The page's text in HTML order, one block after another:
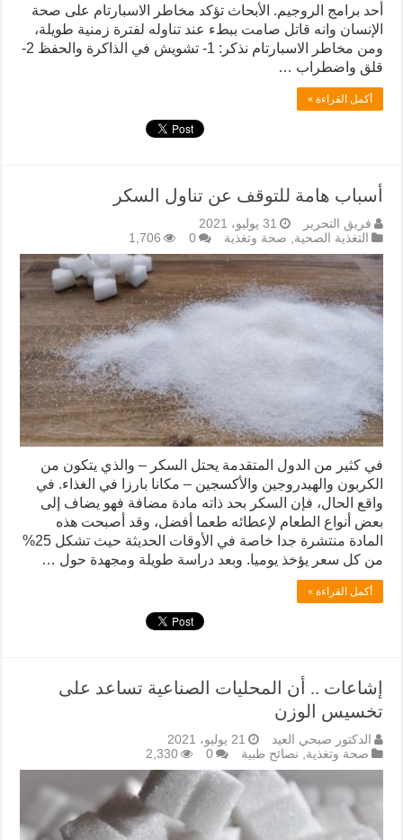
أحد برامج الروجيم. الأبحاث تؤكد مخاطر الاسبارتام على صحة
الإنسان وانه قاتل صامت ببطء عند تناوله لفترة زمنية طويلة،
ومن مخاطر الاسبارتام نذكر: 1- تشويش في الذاكرة والحفظ 2-
قلق واضطراب …
أكمل القراءة »
أسباب هامة للتوقف عن تناول السكر
فريق التحرير
31 يوليو، 2021
التغذية الصحية
صحة وتغذية 0
1,706
في كثير من الدول المتقدمة يحتل السكر – والذي يتكون من
الكربون والهيدروجين والأكسجين – مكانا بارزا في الغذاء. في
واقع الحال، فإن السكر بحد ذاته مادة مضافة فهو يضاف إلى
بعض أنواع الطعام لإعطائه طعما أفضل، وقد أصبحت هذه
المادة منتشرة جدا خاصة في الأوقات الحديثة حيث تشكل 25%
من كل سعر يؤخذ يوميا. وبعد دراسة طويلة ومجهدة حول …
أكمل القراءة »
إشاعات .. أن المحليات الصناعية تساعد على
تخسيس الوزن
الدكتور صبحي العيد
21 يوليو، 2021
صحة وتغذية, نصائح طبية 0
2,330